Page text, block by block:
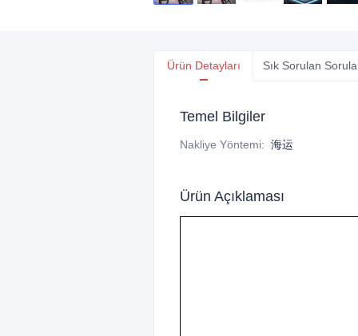
Ürün Detayları Sık Sorulan
Temel Bilgiler
Nakliye Yöntemi: 海运
Ürün Açıklaması